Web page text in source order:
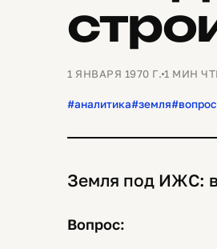
1 ЯНВАРЯ 1970 Г.1 МИН
#аналитика#земля
Земля под ИЖС:
Вопрос: